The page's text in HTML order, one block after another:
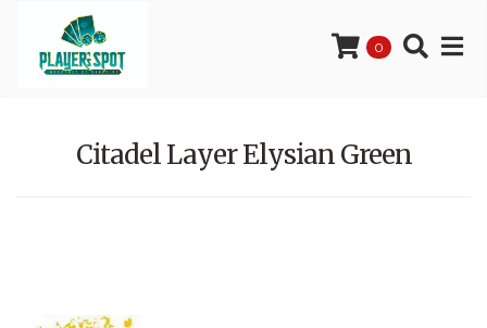
0
Citadel Layer Elysian Green